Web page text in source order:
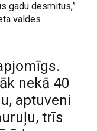
gadu desmitus,”
valdes
nekā 40
aptuveni
trīs